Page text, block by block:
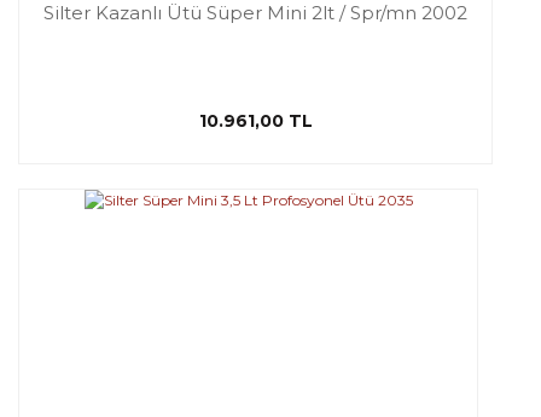
Silter Kazanlı Ütü Süper Mini 2lt / Spr/mn 2002
10.961,00 TL